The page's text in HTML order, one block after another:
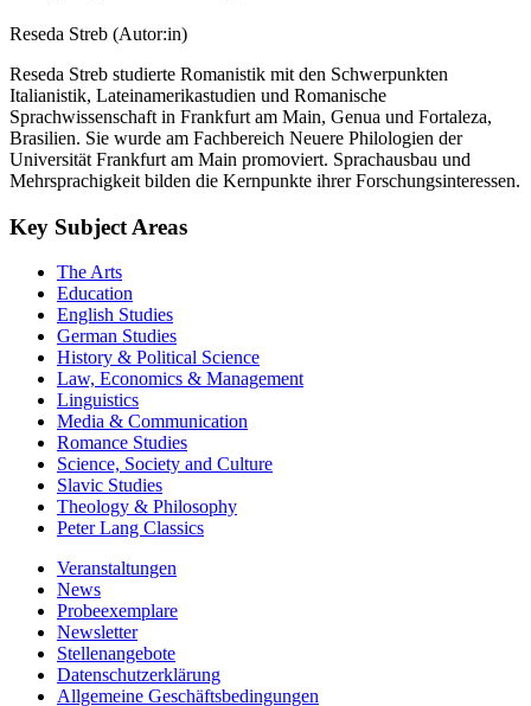
Reseda Streb (Autor:in)
Reseda Streb studierte Romanistik mit den Schwerpunkten
Italianistik, Lateinamerikastudien und Romanische
Sprachwissenschaft in Frankfurt am Main, Genua und Fortaleza,
Brasilien. Sie wurde am Fachbereich Neuere Philologien der
Universität Frankfurt am Main promoviert. Sprachausbau und
Mehrsprachigkeit bilden die Kernpunkte ihrer Forschungsinteressen.
Key Subject Areas
The Arts
Education
English Studies
German Studies
History & Political Science
Law, Economics & Management
Linguistics
Media & Communication
Romance Studies
Science, Society and Culture
Slavic Studies
Theology & Philosophy
Peter Lang Classics
Veranstaltungen
News
Probeexemplare
Newsletter
Stellenangebote
Datenschutzerklärung
Allgemeine Geschäftsbedingungen